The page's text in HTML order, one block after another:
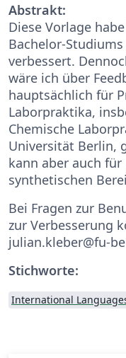
Abstrakt:
Diese Vorlage
Bachelor-
verbessert.
wäre ich über
hauptsächlich für
Laborpraktika,
Chemische
Universität Berlin,
kann aber auch
synthetischen
Bei Fragen zur
zur Verbesserung
julian.kleber@fu-
Stichworte:
International